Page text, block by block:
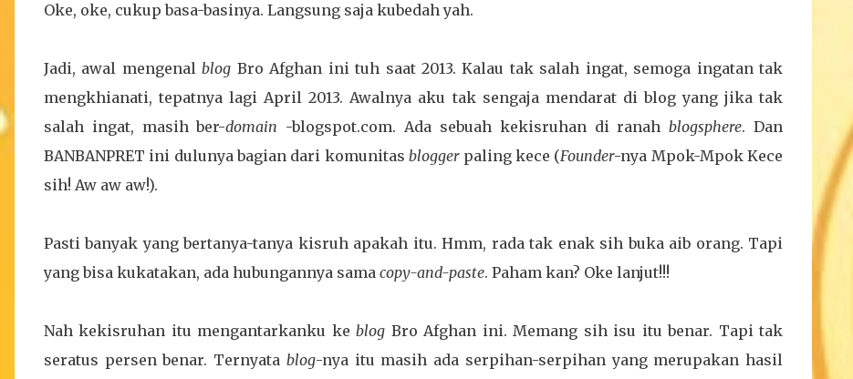
Oke, oke, cukup basa-basinya. Langsung saja kubedah yah.
Jadi, awal mengenalblog Bro Afghan ini tuh saat 2013. Kalau tak salah ingat, semoga ingatan tak
mengkhianati, tepatnya lagi April 2013. Awalnya aku tak sengaja mendarat di blog yang jika tak
salah ingat, masih ber-domain -blogspot.com. Ada sebuah kekisruhan di ranahblogsphere. Dan
BANBANPRET ini dulunya bagian dari komunitasbloggerpaling kece (Founder-nya Mpok-Mpok Kece
sih! Aw aw aw!).
Pasti banyak yang bertanya-tanya kisruh apakah itu. Hmm, rada tak enak sih buka aib orang. Tapi
yang bisa kukatakan, ada hubungannya sama copy-and-paste. Paham kan? Oke lanjut!!!
Nah kekisruhan itu mengantarkanku keblog Bro Afghan ini. Memang sih isu itu benar. Tapi tak
seratus persen benar. Ternyata blog-nya itu masih ada serpihan-serpihan yang merupakan hasil